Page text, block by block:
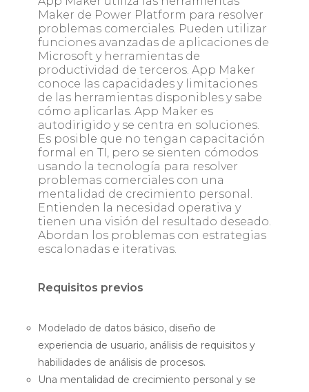
Maker de Power Platform para resolver
problemas comerciales. Pueden utilizar
funciones avanzadas de aplicaciones de
Microsoft y herramientas de
productividad de terceros. App Maker
conoce las capacidades y limitaciones
de las herramientas disponibles y sabe
cómo aplicarlas. App Maker es
autodirigido y se centra en soluciones.
Es posible que no tengan capacitación
formal en TI, pero se sienten cómodos
usando la tecnología para resolver
problemas comerciales con una
mentalidad de crecimiento personal.
Entienden la necesidad operativa y
tienen una visión del resultado deseado.
Abordan los problemas con estrategias
escalonadas e iterativas.
Requisitos previos
Modelado de datos básico, diseño de
experiencia de usuario, análisis de requisitos y
habilidades de análisis de procesos.
Una mentalidad de crecimiento personal y se